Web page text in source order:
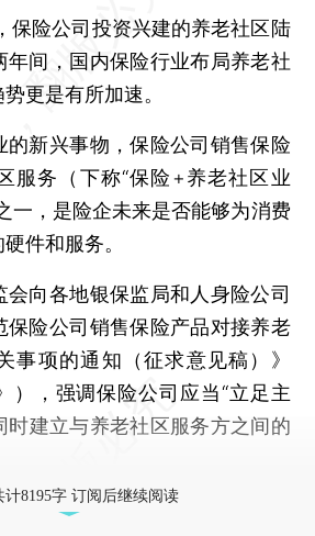
险公司投资兴建的养老社区陆
年间，国内保险行业布局养老社
更是有所加速。
新兴事物，保险公司销售保险
服务（下称“保险+养老社区业
一，是险企未来是否能够为消费
件和服务。
向各地银保监局和人身险公司
保险公司销售保险产品对接养老
事项的通知（征求意见稿）》
），强调保险公司应当“立足主
时建立与养老社区服务方之间的
计8195字 订阅后继续阅读